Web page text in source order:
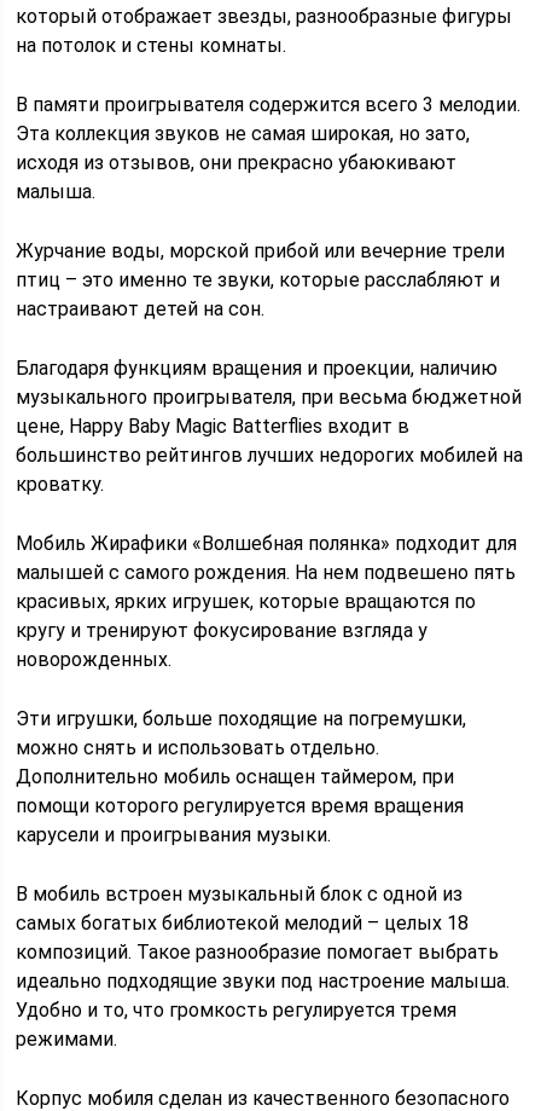
который отображает звезды, разнообразные фигуры
на потолок и стены комнаты.
В памяти проигрывателя содержится всего 3 мелодии.
Эта коллекция звуков не самая широкая, но зато,
исходя из отзывов, они прекрасно убаюкивают
малыша.
Журчание воды, морской прибой или вечерние трели
птиц – это именно те звуки, которые расслабляют и
настраивают детей на сон.
Благодаря функциям вращения и проекции, наличию
музыкального проигрывателя, при весьма бюджетной
цене, Happy Baby Magic Batterflies входит в
большинство рейтингов лучших недорогих мобилей на
кроватку.
Мобиль Жирафики «Волшебная полянка» подходит для
малышей с самого рождения. На нем подвешено пять
красивых, ярких игрушек, которые вращаются по
кругу и тренируют фокусирование взгляда у
новорожденных.
Эти игрушки, больше походящие на погремушки,
можно снять и использовать отдельно.
Дополнительно мобиль оснащен таймером, при
помощи которого регулируется время вращения
карусели и проигрывания музыки.
В мобиль встроен музыкальный блок с одной из
самых богатых библиотекой мелодий – целых 18
композиций. Такое разнообразие помогает выбрать
идеально подходящие звуки под настроение малыша.
Удобно и то, что громкость регулируется тремя
режимами.
Корпус мобиля сделан из качественного безопасного